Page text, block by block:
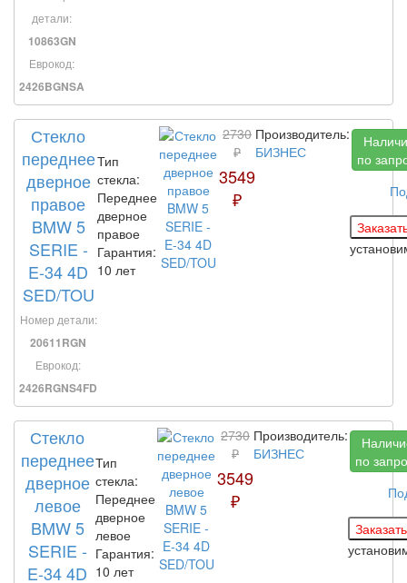
детали:
10863GN
Еврокод:
2426BGNSA
Стекло
переднее
дверное
правое
BMW 5
SERIE -
E-34 4D
SED/TOU
Номер детали:
20611RGN
Еврокод:
2426RGNS4FD
Тип
стекла:
Переднее
дверное
правое
Гарантия:
10 лет
2730
₽
3549
₽
Производитель:
БИЗНЕС
по
Стекло
переднее
дверное
левое
BMW 5
SERIE -
E-34 4D
Тип
стекла:
Переднее
дверное
левое
Гарантия:
10 лет
2730
₽
3549
₽
Производитель:
БИЗНЕС
по